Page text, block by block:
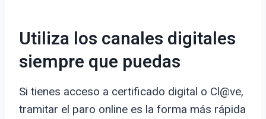
Utiliza los canales digitales
siempre que puedas
Si tienes acceso a certificado digital o Cl@ve,
tramitar el paro online es la forma más rápida